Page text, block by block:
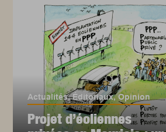
Actualités,Éditoriaux,Opinion
Projet d’éoliennes